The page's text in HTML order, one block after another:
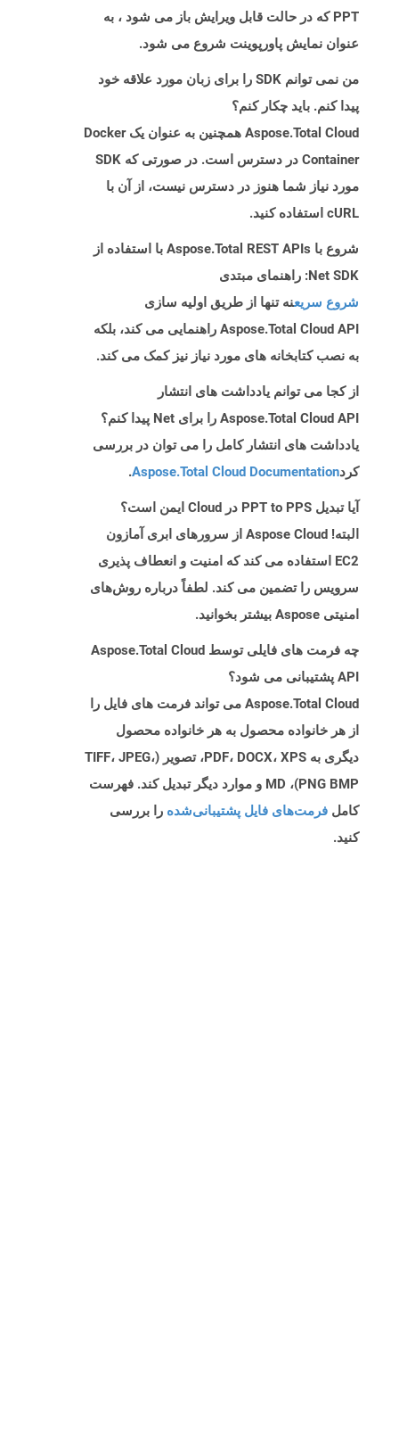
PPT که در حالت قابل ویرایش باز می شود ، به
عنوان نمایش پاورپوینت شروع می شود.
من نمی توانم SDK را برای زبان مورد علاقه خود
پیدا کنم. باید چکار کنم؟
Aspose.Total Cloud همچنین به عنوان یک Docker
Container در دسترس است. در صورتی که SDK
مورد نیاز شما هنوز در دسترس نیست، از آن با
cURL استفاده کنید.
شروع با Aspose.Total REST APIs با استفاده از
Net SDK: راهنمای مبتدی
شروع سریعنه تنها از طریق اولیه سازی
Aspose.Total Cloud API راهنمایی می کند، بلکه
به نصب کتابخانه های مورد نیاز نیز کمک می کند.
از کجا می توانم یادداشت های انتشار
Aspose.Total Cloud API را برای Net پیدا کنم؟
یادداشت های انتشار کامل را می توان در بررسی
کردAspose.Total Cloud Documentation
.
آیا تبدیل PPT to PPS در Cloud ایمن است؟
البته! Aspose Cloud از سرورهای ابری آمازون
EC2 استفاده می کند که امنیت و انعطاف پذیری
سرویس را تضمین می کند. لطفاً درباره روش‌های
امنیتی Aspose بیشتر بخوانید.
چه فرمت های فایلی توسط Aspose.Total Cloud
API پشتیبانی می شود؟
Aspose.Total Cloud می تواند فرمت های فایل را
از هر خانواده محصول به هر خانواده محصول
دیگری به PDF، DOCX، XPS، تصویر (TIFF، JPEG،
PNG BMP)، MD و موارد دیگر تبدیل کند. فهرست
کامل فرمت‌های فایل پشتیبانی‌شده را بررسی
کنید.